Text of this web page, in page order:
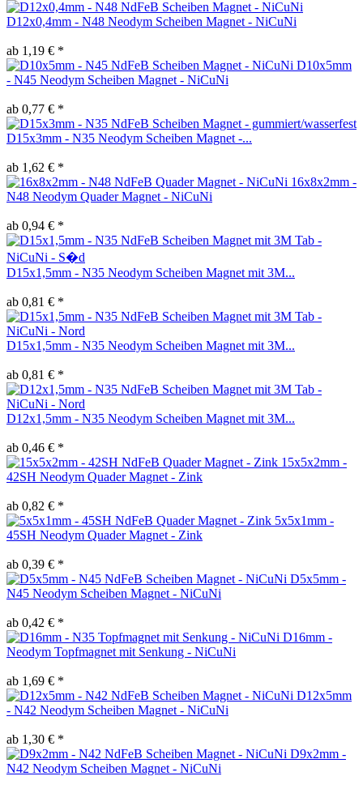
D12x0,4mm - N48 Neodym Scheiben Magnet - NiCuNi
ab 1,19 € *
D10x5mm
- N45 Neodym Scheiben Magnet - NiCuNi
ab 0,77 € *
D15x3mm - N35 Neodym Scheiben Magnet -...
ab 1,62 € *
16x8x2mm -
N48 Neodym Quader Magnet - NiCuNi
ab 0,94 € *
D15x1,5mm - N35 Neodym Scheiben Magnet mit 3M...
ab 0,81 € *
D15x1,5mm - N35 Neodym Scheiben Magnet mit 3M...
ab 0,81 € *
D12x1,5mm - N35 Neodym Scheiben Magnet mit 3M...
ab 0,46 € *
15x5x2mm -
42SH Neodym Quader Magnet - Zink
ab 0,82 € *
5x5x1mm -
45SH Neodym Quader Magnet - Zink
ab 0,39 € *
D5x5mm -
N45 Neodym Scheiben Magnet - NiCuNi
ab 0,42 € *
D16mm -
Neodym Topfmagnet mit Senkung - NiCuNi
ab 1,69 € *
D12x5mm
- N42 Neodym Scheiben Magnet - NiCuNi
ab 1,30 € *
D9x2mm -
N42 Neodym Scheiben Magnet - NiCuNi